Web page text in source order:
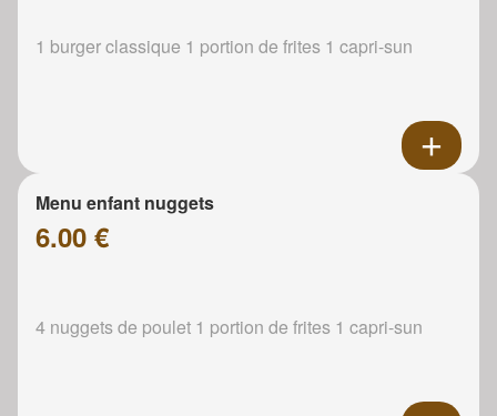
1 burger classique 1 portion de frites 1 capri-sun
Menu enfant nuggets
6.00 €
4 nuggets de poulet 1 portion de frites 1 capri-sun